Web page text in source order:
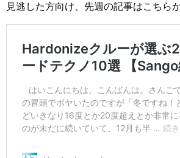
見逃した方向け、先週の記事はこちらか